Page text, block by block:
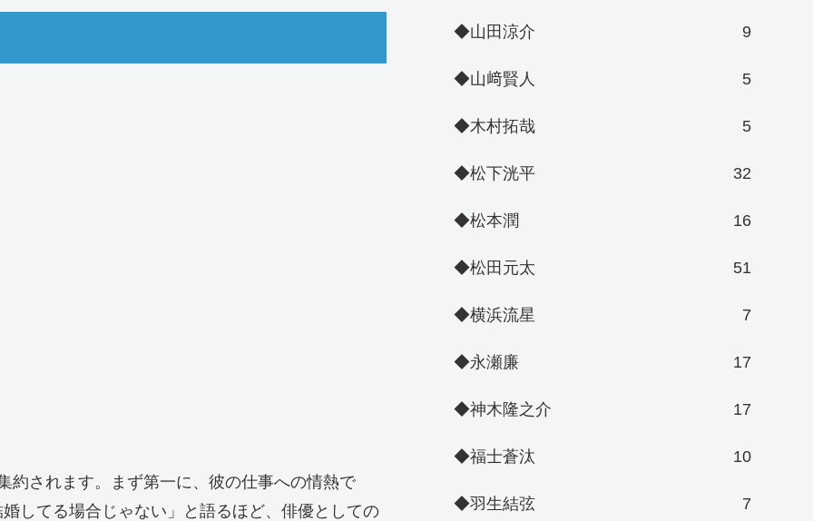
約されます。まず第一に、彼の仕事への情熱で
してる場合じゃない」と語るほど、俳優としての
◆山田涼介 9
◆山﨑賢人 5
◆木村拓哉 5
◆松下洸平 32
◆松本潤 16
◆松田元太 51
◆横浜流星 7
◆永瀬廉 17
◆神木隆之介 17
◆福士蒼汰 10
◆羽生結弦 7